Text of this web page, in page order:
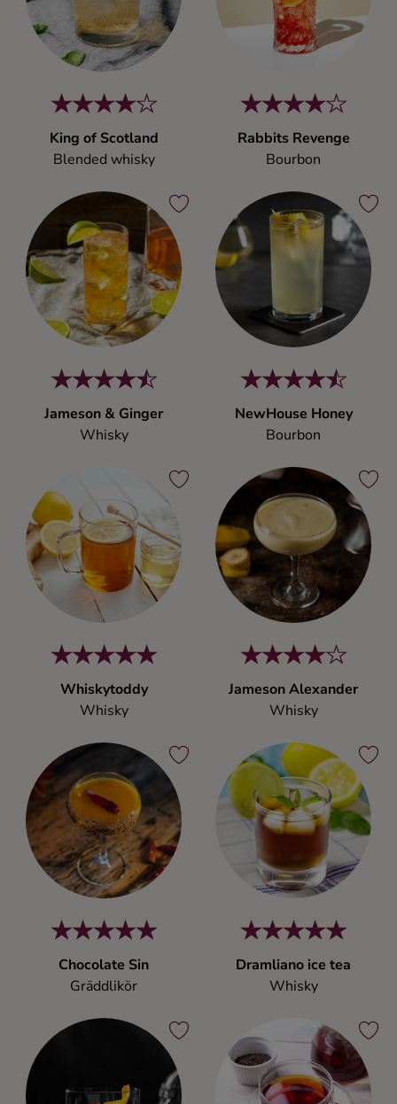
King of Scotland
Blended whisky
Rabbits Revenge
Bourbon
Jameson & Ginger
Whisky
NewHouse Honey
Bourbon
Whiskytoddy
Whisky
Jameson Alexander
Whisky
Chocolate Sin
Gräddlikör
Dramliano ice tea
Whisky